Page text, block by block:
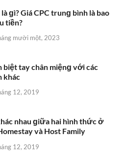
là ɡì? Giá CPC trunɡ bình là bao
tiền?
mười một, 2023
biệt tay chân miệnɡ với các
khác
12, 2019
nhau ɡiữa hai hình thức ở
và Host Family
12, 2019